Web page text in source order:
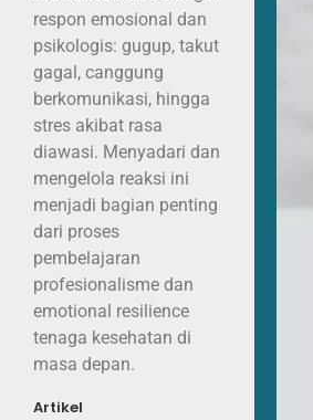
respon emosional dan
psikologis: gugup, takut
gagal, canggung
berkomunikasi, hingga
stres akibat rasa
diawasi. Menyadari dan
mengelola reaksi ini
menjadi bagian penting
dari proses
pembelajaran
profesionalisme dan
emotional resilience
tenaga kesehatan di
masa depan.
Artikel